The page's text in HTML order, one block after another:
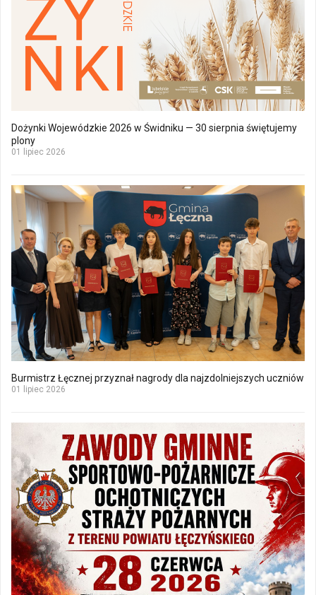
Dożynki Wojewódzkie 2026 w Świdniku — 30 sierpnia świętujemy
plony
01 lipiec 2026
Burmistrz Łęcznej przyznał nagrody dla najzdolniejszych uczniów
01 lipiec 2026